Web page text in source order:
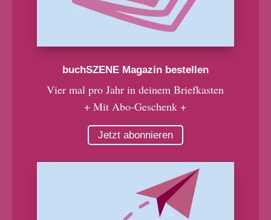
buchSZENE Magazin bestellen
Vier mal pro Jahr in deinem Briefkasten
+ Mit Abo-Geschenk +
Jetzt abonnieren